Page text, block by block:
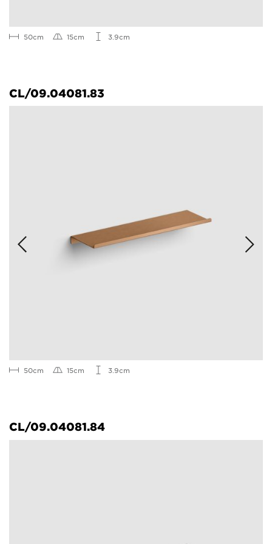
50cm 15cm 3.9cm
CL/09.04081.83
50cm 15cm 3.9cm
CL/09.04081.84